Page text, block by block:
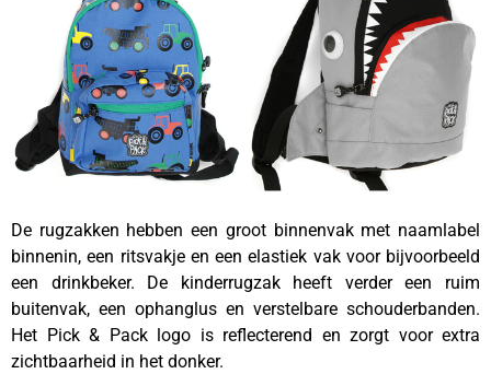
De rugzakken hebben een groot binnenvak met naamlabel
binnenin, een ritsvakje en een elastiek vak voor bijvoorbeeld
een drinkbeker. De kinderrugzak heeft verder een ruim
buitenvak, een ophanglus en verstelbare schouderbanden.
Het Pick & Pack logo is reflecterend en zorgt voor extra
zichtbaarheid in het donker.